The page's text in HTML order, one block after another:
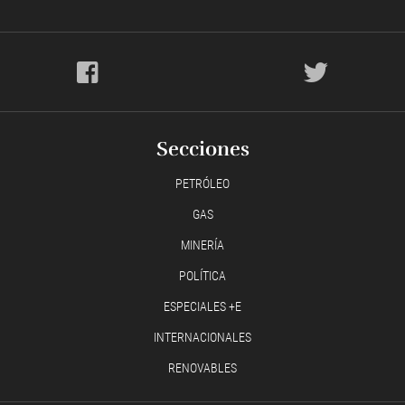
Secciones
PETRÓLEO
GAS
MINERÍA
POLÍTICA
ESPECIALES +E
INTERNACIONALES
RENOVABLES